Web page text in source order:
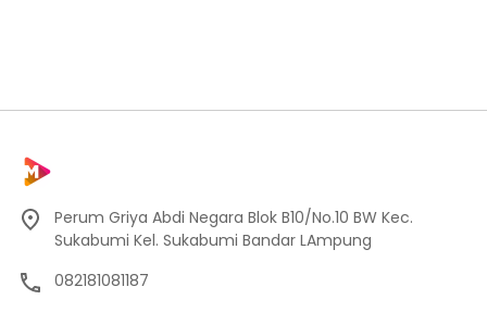
Perum Griya Abdi Negara Blok B10/No.10 BW Kec.
Sukabumi Kel. Sukabumi Bandar LAmpung
082181081187